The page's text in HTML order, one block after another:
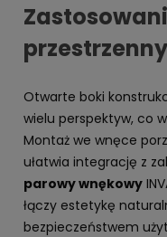
przestrzenny
Otwarte boki
wielu perspektyw, co
Montaż we wnęce
ułatwia integrację z
parowy wnękowy
łączy estetykę
bezpieczeństwem